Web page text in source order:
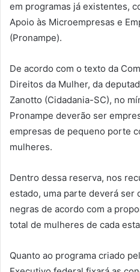
em programas já existentes,
Apoio às Microempresas e
(Pronampe).
De acordo com o texto da
Direitos da Mulher, da
Zanotto (Cidadania-SC), no
Pronampe deverão ser
empresas de pequeno porte
mulheres.
Dentro dessa reserva, nos
estado, uma parte deverá ser
negras de acordo com a
total de mulheres de cada
Quanto ao programa criado